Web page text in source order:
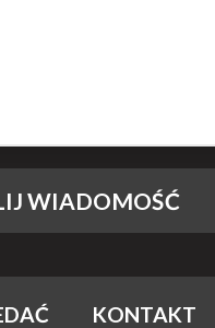
KONTAKT